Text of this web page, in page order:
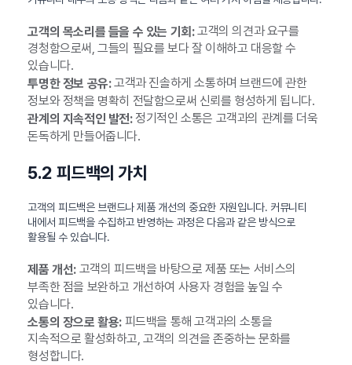
고객의 목소리를 들을 수 있는 기회:고객의 의견과 요구를
경청함으로써, 그들의 필요를 보다 잘 이해하고 대응할 수
있습니다.
투명한 정보 공유:고객과 진솔하게 소통하며 브랜드에 관한
정보와 정책을 명확히 전달함으로써 신뢰를 형성하게 됩니다.
관계의 지속적인 발전:정기적인 소통은 고객과의 관계를 더욱
돈독하게 만들어줍니다.
5.2 피드백의 가치
고객의 피드백은 브랜드나 제품 개선의 중요한 자원입니다. 커뮤니티
내에서 피드백을 수집하고 반영하는 과정은 다음과 같은 방식으로
활용될 수 있습니다.
제품 개선:고객의 피드백을 바탕으로 제품 또는 서비스의
부족한 점을 보완하고 개선하여 사용자 경험을 높일 수
있습니다.
소통의 장으로 활용:피드백을 통해 고객과의 소통을
지속적으로 활성화하고, 고객의 의견을 존중하는 문화를
형성합니다.